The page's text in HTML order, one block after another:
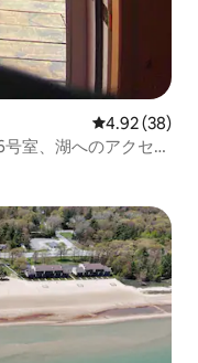
レビュー38
4.92 (38)
室、湖へのアクセス